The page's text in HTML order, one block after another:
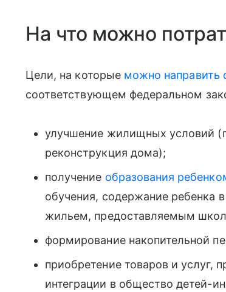
На что можно
Цели, на которые можно направить
соответствующем федеральном
улучшение жилищных условий
реконструкция дома);
получение образования
обучения, содержание ребенка
жильем, предоставляемым
формирование накопительной
приобретение товаров и услуг,
интеграции в общество детей-